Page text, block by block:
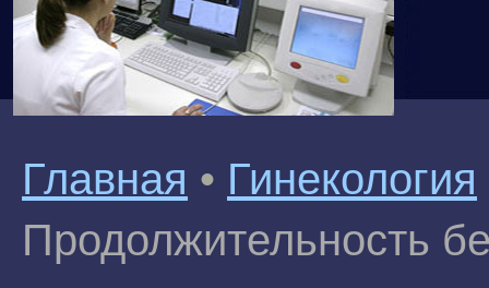
Главная • Гинекология
Продолжительность